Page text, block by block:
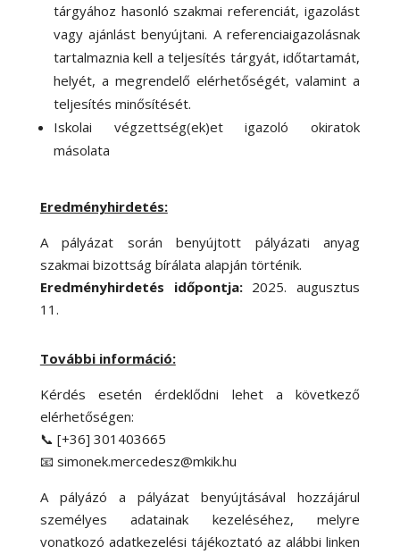
tárgyához hasonló szakmai referenciát, igazolást
vagy ajánlást benyújtani. A referenciaigazolásnak
tartalmaznia kell a teljesítés tárgyát, időtartamát,
helyét, a megrendelő elérhetőségét, valamint a
teljesítés minősítését.
Iskolai végzettség(ek)et igazoló okiratok
másolata
Eredményhirdetés:
A pályázat során benyújtott pályázati anyag
szakmai bizottság bírálata alapján történik.
Eredményhirdetés időpontja: 2025. augusztus
11.
További információ:
Kérdés esetén érdeklődni lehet a következő
elérhetőségen:
📞 [+36] 301403665
📧 simonek.mercedesz@mkik.hu
A pályázó a pályázat benyújtásával hozzájárul
személyes adatainak kezeléséhez, melyre
vonatkozó adatkezelési tájékoztató az alábbi linken